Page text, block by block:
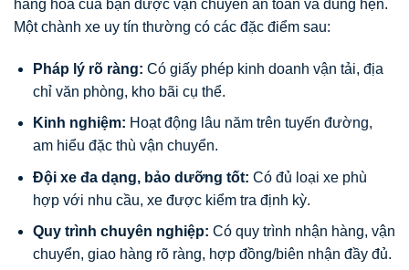
hàng hóa của bạn được vận chuyển an toàn và đúng hẹn.
Một chành xe uy tín thường có các đặc điểm sau:
Pháp lý rõ ràng: Có giấy phép kinh doanh vận tải, địa
chỉ văn phòng, kho bãi cụ thể.
Kinh nghiệm: Hoạt động lâu năm trên tuyến đường,
am hiểu đặc thù vận chuyển.
Đội xe đa dạng, bảo dưỡng tốt: Có đủ loại xe phù
hợp với nhu cầu, xe được kiểm tra định kỳ.
Quy trình chuyên nghiệp: Có quy trình nhận hàng, vận
chuyển, giao hàng rõ ràng, hợp đồng/biên nhận đầy đủ.